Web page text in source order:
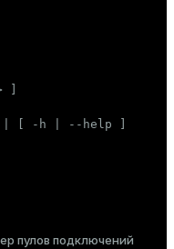
]
| [ -h | --help ]
пулов подключений